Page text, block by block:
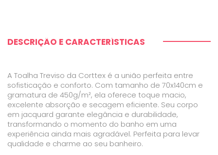
DESCRIÇÃO E CARACTERÍSTICAS
A Toalha Treviso da Corttex é a união perfeita entre
sofisticação e conforto. Com tamanho de 70x140cm e
gramatura de 450g/m², ela oferece toque macio,
excelente absorção e secagem eficiente. Seu corpo
em jacquard garante elegância e durabilidade,
transformando o momento do banho em uma
experiência ainda mais agradável. Perfeita para levar
qualidade e charme ao seu banheiro.